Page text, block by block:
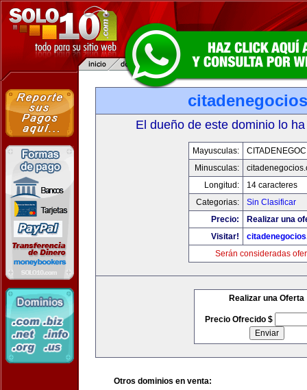
El dueño de este dominio lo
Mayusculas:
Minusculas:
Longitud:
14 caracteres
Categorias:
Sin Clasificar
Precio:
Realizar una
Visitar!
Serán consideradas
Realizar una Oferta
Precio Ofrecido $
Otros dominios en venta: